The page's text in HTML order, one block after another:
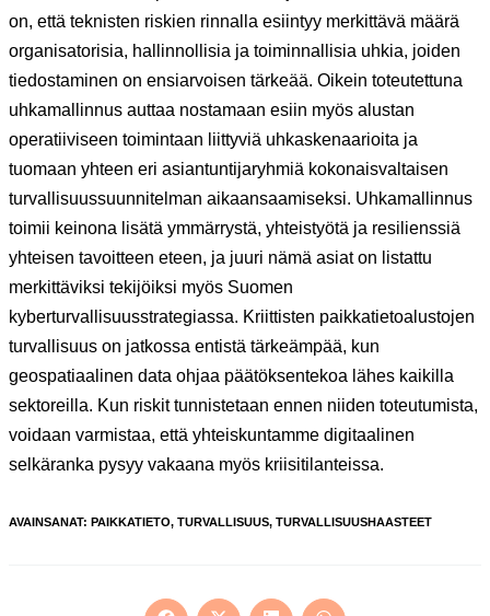
on, että teknisten riskien rinnalla esiintyy merkittävä määrä
organisatorisia, hallinnollisia ja toiminnallisia uhkia, joiden
tiedostaminen on ensiarvoisen tärkeää. Oikein toteutettuna
uhkamallinnus auttaa nostamaan esiin myös alustan
operatiiviseen toimintaan liittyviä uhkaskenaarioita ja
tuomaan yhteen eri asiantuntijaryhmiä kokonaisvaltaisen
turvallisuussuunnitelman aikaansaamiseksi. Uhkamallinnus
toimii keinona lisätä ymmärrystä, yhteistyötä ja resilienssiä
yhteisen tavoitteen eteen, ja juuri nämä asiat on listattu
merkittäviksi tekijöiksi myös Suomen
kyberturvallisuusstrategiassa. Kriittisten paikkatietoalustojen
turvallisuus on jatkossa entistä tärkeämpää, kun
geospatiaalinen data ohjaa päätöksentekoa lähes kaikilla
sektoreilla. Kun riskit tunnistetaan ennen niiden toteutumista,
voidaan varmistaa, että yhteiskuntamme digitaalinen
selkäranka pysyy vakaana myös kriisitilanteissa.
AVAINSANAT: PAIKKATIETO, TURVALLISUUS, TURVALLISUUSHAASTEET